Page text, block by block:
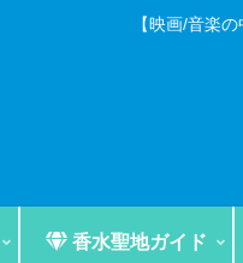
【映画/音楽
香水聖地ガイド